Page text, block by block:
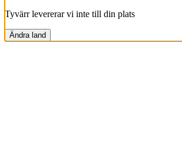
Tyvärr levererar vi inte till din plats
Ändra land